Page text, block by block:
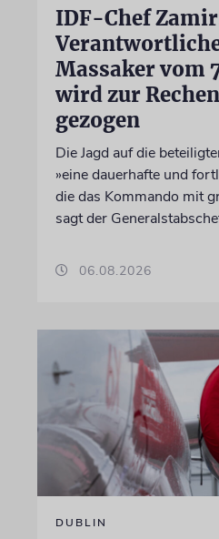
IDF-Chef
Massaker vom
wird zur
gezogen
Die Jagd auf die
»eine dauerhafte und
die das Kommando mit
sagt der
06.08.2026
DUBLIN